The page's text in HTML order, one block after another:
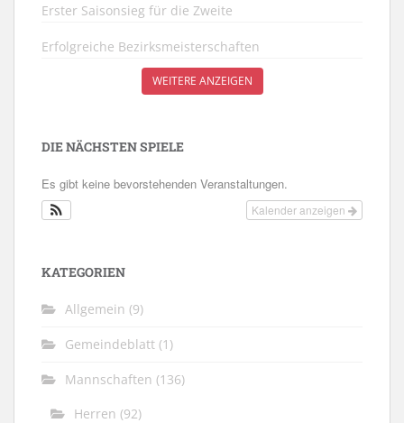
Erster Saisonsieg für die Zweite
Erfolgreiche Bezirksmeisterschaften
WEITERE ANZEIGEN
DIE NÄCHSTEN SPIELE
Es gibt keine bevorstehenden Veranstaltungen.
Kalender anzeigen
KATEGORIEN
Allgemein (9)
Gemeindeblatt (1)
Mannschaften (136)
Herren (92)